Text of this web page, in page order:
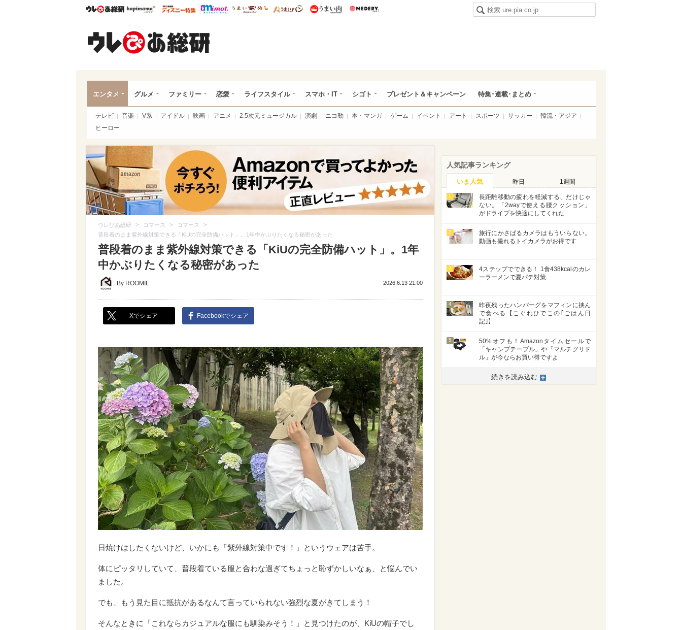
ウレぴあ総研ハピママ* ウレぴあ総研 ディズニー特集
mimot. うまいめし うまいパン うまい肉
エンタメ グルメ ファミリー 恋愛 ライフスタイル スマホ・IT シゴト プレゼント＆キャンペーン 特集･連載･まとめ
テレビ 音楽 V系 アイドル 映画 アニメ 2.5次元ミュージカル 演劇 ニコ動 本・マンガ ゲーム イベント アート スポーツ サッカー
韓流・アジア
ヒーロー
ウレぴあ総研 > コマース > コマース >
普段着のまま紫外線対策できる「KiUの完全防備ハット」。1年中かぶりたくなる秘密があった
普段着のまま紫外線対策できる「KiUの完全防備ハット」。1年
中かぶりたくなる秘密があった
By ROOMIE 2026.6.13 21:00
Xでシェア Facebookでシェア
日焼けはしたくないけど、いかにも「紫外線対策中です！」というウェアは苦手。
体にピッタリしていて、普段着ている服と合わな過ぎてちょっと恥ずかしいなぁ、と悩んでい
ました。
でも、もう見た目に抵抗があるなんて言っていられない強烈な夏がきてしまう！
そんなときに「これならカジュアルな服にも馴染みそう！」と見つけたのが、KiUの帽子でし
人気記事ランキング
いま人気 昨日 1週間
1
長距離移動の疲れを軽減する、だけじゃ
ない。「2wayで使える腰クッション」
がドライブを快適にしてくれた
2
旅行にかさばるカメラはもういらない。
動画も撮れるトイカメラがお得です
3
4ステップでできる！ 1食438kcalのカレ
ーラーメンで夏バテ対策
4
昨夜残ったハンバーグをマフィンに挟ん
で食べる【こぐれひでこの｢ごはん日
記｣】
5
50%オフも！Amazonタイムセールで
「キャンプテーブル」や「マルチグリド
ル」が今ならお買い得ですよ
続きを読み込む